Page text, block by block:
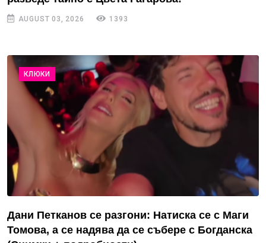
AUGUST 03, 2026 1393
КЛЮКИ
Дани Петканов се разгони: Натиска се с Маги
Томова, а се надява да се събере с Богданска